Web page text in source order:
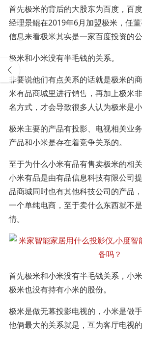
首先极米的背后的大股东为百度，百
经理景鲲在2019年6月加盟极米，任
信息来看极米其实是一家百度投资的公
极米和小米没有半毛钱的关系。
非要说他们有点关系的话就是极米的
米有品商城里进行销售，再加上极米
名方式，才会导致很多人认为极米是
极米主要的产品有投影、电视相关业
产品和小米是存在着竞争关系的。
至于为什么小米有品有售卖极米的相
小米有品是由有品信息科技有限公司
品商城同时也有其他科技公司的产品
一个单纯电商，至于卖什么东西就不
情。
首先极米和小米没有半毛钱关系，小
极米也没有持有小米的股份。
极米是做无幕投影电视的，小米是做
他俩最大的关系就是，互为客厅电视的